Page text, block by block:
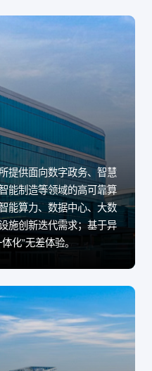
提供面向数字政务、智慧
能制造等领域的高可靠算
能算力、数据中心、大数
施创新迭代需求；基于异
化”无差体验。